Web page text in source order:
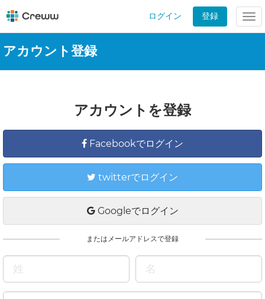
ログイン 登録
アカウント登録
アカウントを登録
Facebookでログイン
twitterでログイン
Googleでログイン
またはメールアドレスで登録